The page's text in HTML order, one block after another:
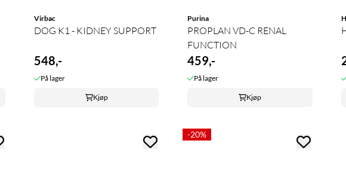
Virbac
DOG K1 - KIDNEY SUPPORT
548,-
På lager
Kjøp
Purina
PROPLAN VD-C RENAL
FUNCTION
459,-
På lager
Kjøp
-20%